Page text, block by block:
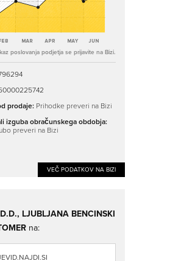
poslovanja podjetja se prijavite na Bizi.
prodaje: Prihodke preveri na Bizi
izguba obračunskega obdobja:
preveri na Bizi
VEČ PODATKOV NA BIZI
LJUBLJANA BENCINSKI
na: